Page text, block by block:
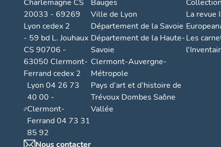
Charlemagne CS
20033 - 69269
Lyon cedex 2
- 59 bd L. Jouhaux
CS 90706 -
63050 Clermont-
Ferrand cedex 2
Lyon 04 26 73
40 00 -
Clermont-
Ferrand 04 73 31
85 92
Nous contacter
Bauges
Ville de Lyon
Département de la Savoie
Département de la Haute-
Savoie
Clermont-Auvergne-
Métropole
Pays d’art et d’histoire de
Trévoux Dombes Saône
Vallée
La revue
Les